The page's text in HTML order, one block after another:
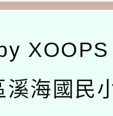
XOOPS
溪海國民